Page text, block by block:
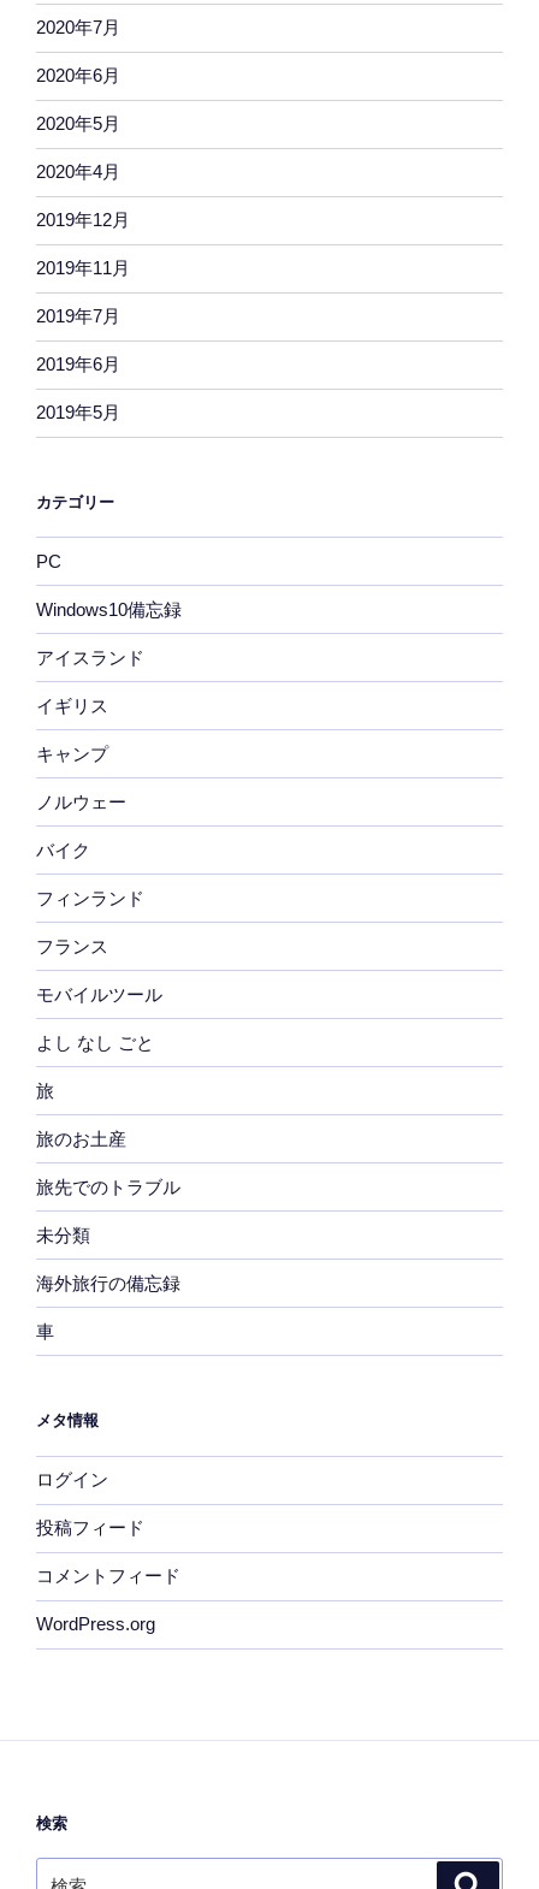
2020年7月
2020年6月
2020年5月
2020年4月
2019年12月
2019年11月
2019年7月
2019年6月
2019年5月
カテゴリー
PC
Windows10備忘録
アイスランド
イギリス
キャンプ
ノルウェー
バイク
フィンランド
フランス
モバイルツール
よし なし ごと
旅
旅のお土産
旅先でのトラブル
未分類
海外旅行の備忘録
車
メタ情報
ログイン
投稿フィード
コメントフィード
WordPress.org
検索